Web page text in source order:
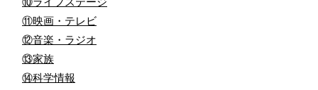
⑪映画・テレビ
⑫音楽・ラジオ
⑬家族
⑭科学情報